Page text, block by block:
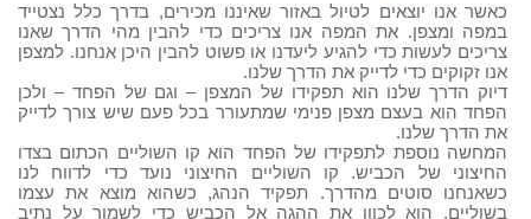
כאשר אנו יוצאים לטיול באזור שאיננו מכירים, בדרך כלל נצטייד
במפה ומצפן. את המפה אנו צריכים כדי להבין מהי הדרך שאנו
צריכים לעשות כדי להגיע ליעדנו או פשוט להבין היכן אנחנו. למצפן
אנו זקוקים כדי לדייק את הדרך שלנו.
דיוק הדרך שלנו הוא תפקידו של המצפן – וגם של הפחד – ולכן
הפחד הוא בעצם מצפן פנימי שמתעורר בכל פעם שיש צורך לדייק
את הדרך שלנו.
המחשה נוספת לתפקידו של הפחד הוא קו השוליים הכתום בצדו
החיצוני של הכביש. קו השוליים החיצוני נועד כדי לדווח לנו
כשאנחנו סוטים מהדרך. תפקיד הנהג, כשהוא מוצא את עצמו
בשוליים, הוא לכוון את ההגה אל הכביש כדי לשמור על נתיב